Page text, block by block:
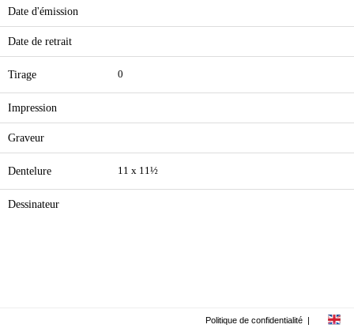
Date d'émission
Date de retrait
Tirage 0
Impression
Graveur
Dentelure 11 x 11½
Dessinateur
Politique de confidentialité |